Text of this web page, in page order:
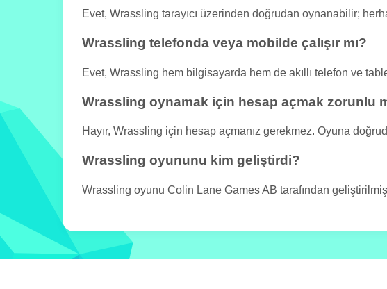
Evet, Wrassling tarayıcı üzerinden doğrudan oynanabilir;
Wrassling telefonda veya mobilde çalışır mı?
Evet, Wrassling hem bilgisayarda hem de akıllı telefon ve
Wrassling oynamak için hesap açmak zorunlu
Hayır, Wrassling için hesap açmanız gerekmez. Oyuna
Wrassling oyununu kim geliştirdi?
Wrassling oyunu Colin Lane Games AB tarafından